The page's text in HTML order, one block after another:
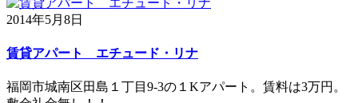
2014年5月8日
賃貸アパート エチュード・リナ
福岡市城南区田島１丁目9-3の１Kアパート。賃料は3万円。